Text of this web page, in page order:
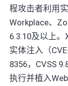
程攻击者利用
Workplace、
6.3.10及以上
实体注入（
8356，CVSS
执行并植入